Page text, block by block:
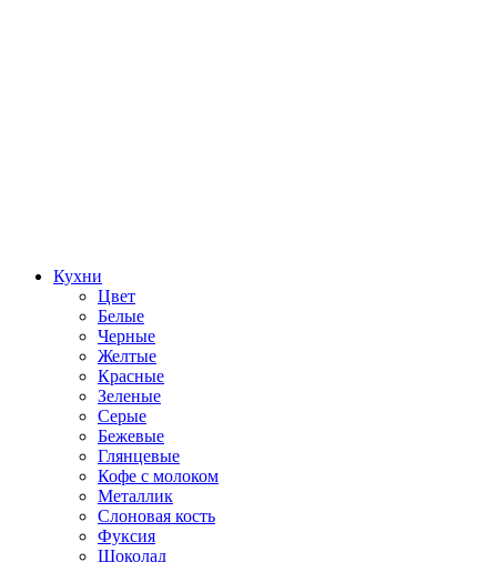
Кухни
Цвет
Белые
Черные
Желтые
Красные
Зеленые
Серые
Бежевые
Глянцевые
Кофе с молоком
Металлик
Слоновая кость
Фуксия
Шоколад